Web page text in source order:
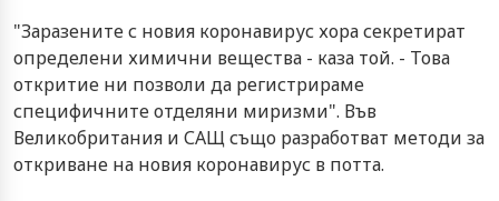
"Заразените с новия коронавирус хора секретират
определени химични вещества - каза той. - Това
откритие ни позволи да регистрираме
специфичните отделяни миризми". Във
Великобритания и САЩ също разработват методи за
откриване на новия коронавирус в потта.